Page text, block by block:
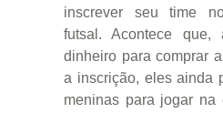
inscrever seu time
futsal. Acontece
dinheiro para comprar
a inscrição, eles ainda
meninas para jogar na